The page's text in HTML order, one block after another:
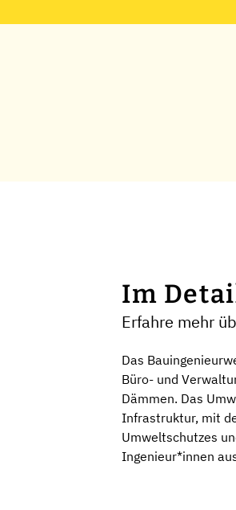
Im
Erfahre mehr
Das
Büro- und
Dämmen. Das
Infrastruktur, mit
Umweltschutzes
Ingenieur*innen